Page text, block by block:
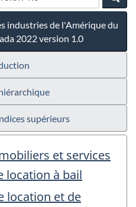
industries de l'Amérique du
2022 version 1.0
supérieurs
et services
location à bail
location et de